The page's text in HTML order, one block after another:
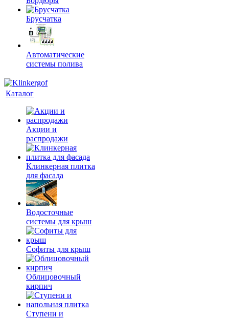
Брусчатка
Автоматические
системы полива
Каталог
Акции и
распродажи
Клинкерная плитка
для фасада
Водосточные
системы для крыш
Софиты для крыш
Облицовочный
кирпич
Ступени и